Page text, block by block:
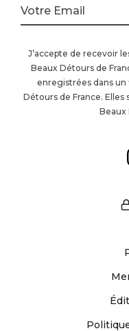
Votre Email
J’accepte de recevoir
Beaux Détours de
enregistrées dans un
Détours de France. Elles
Beaux